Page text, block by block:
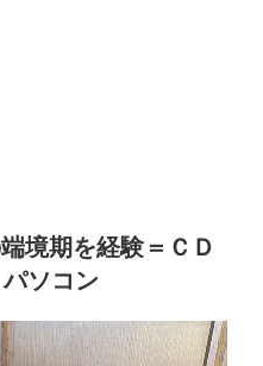
境期を経験＝ＣＤ
ソコン